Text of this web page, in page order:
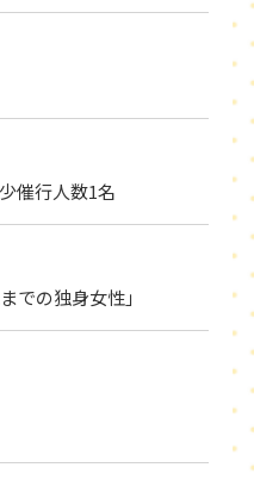
催行人数1名
での独身女性」